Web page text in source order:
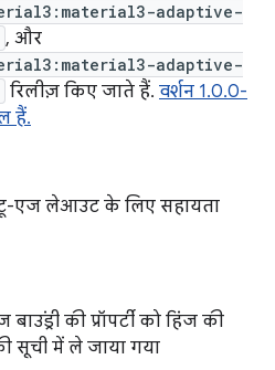
adaptive-
, और
adaptive-
रिलीज़ किए जाते हैं. वर्शन 1.0.0-
हैं.
एज लेआउट के लिए सहायता
की प्रॉपर्टी को हिंज की
सूची में ले जाया गया